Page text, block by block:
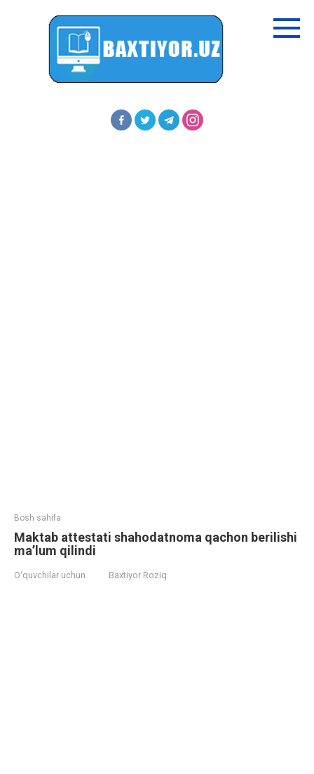
Bosh sahifa
Maktab attestati shahodatnoma qachon berilishi
ma’lum qilindi
O‘quvchilar uchun Baxtiyor Roziq